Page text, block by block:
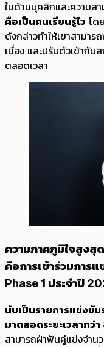
ในด้านบุคลิกและความส
คือเป็นคนเรียนรู้ไว โด
ดังกล่าวทำให้เขาสามา
เนื่อง และปรับตัวเข้ากั
ตลอดเวลา
ความภาคภูมิใจสูง
คือการเข้าร่วมการ
Phase 1 ประจำปี
นับเป็นรายการแข่งขั
มาตลอดระยะเวลากว่า
สามารถฝ่าฟันคู่แข่งจำน